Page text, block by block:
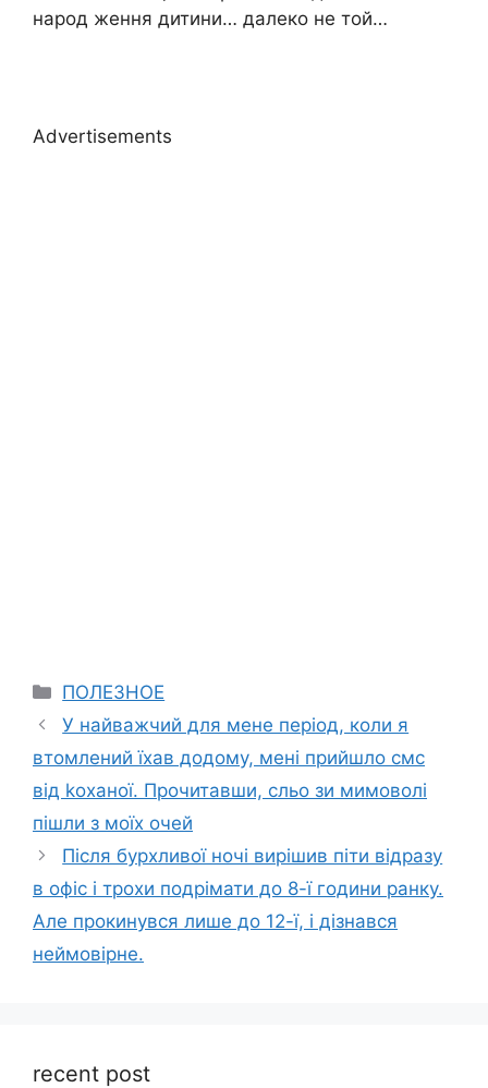
народ ження дитини… далеко не той…
Advertisements
Categories
ПОЛЕЗНОЕ
У найважчий для мене період, коли я
втомлений їхав додому, мені прийшло смс
від kоханої. Прочитавши, сльо зи мимоволі
пішли з моїх очей
Після бурхливої ночі вирішив піти відразу
в офіс і трохи подрімати до 8-ї години ранку.
Але прокинувся лише до 12-ї, і дізнався
неймовірне.
recent post